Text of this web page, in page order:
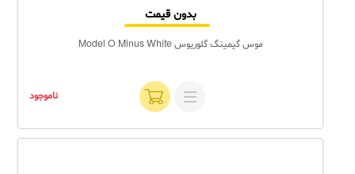
بدون قیمت
موس گیمینگ گلوریوس Model O Minus White
ناموجود